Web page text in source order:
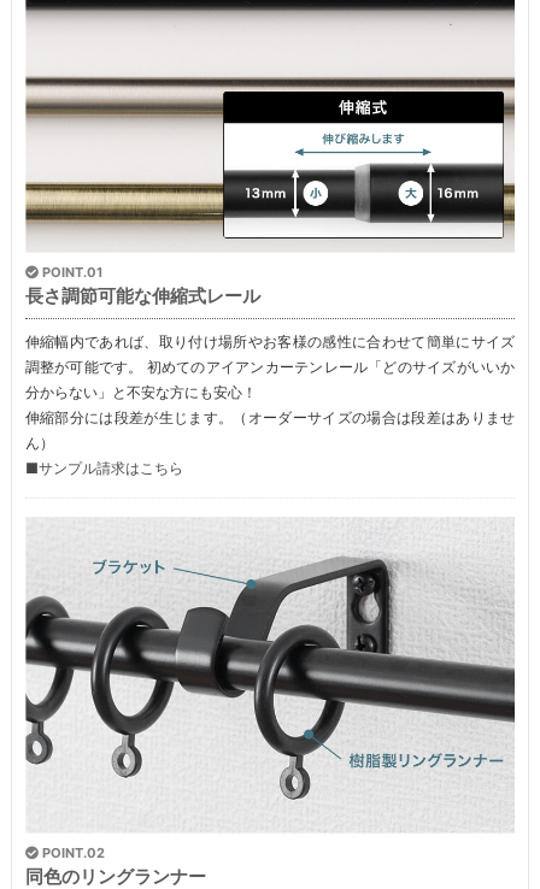
POINT.01
長さ調節可能な伸縮式レール
伸縮幅内であれば、取り付け場所やお客様の感性に合わせて簡単にサイズ
調整が可能です。 初めてのアイアンカーテンレール「どのサイズがいいか
分からない」と不安な方にも安心！
伸縮部分には段差が生じます。（オーダーサイズの場合は段差はありませ
ん）
■サンプル請求はこちら
POINT.02
同色のリングランナー